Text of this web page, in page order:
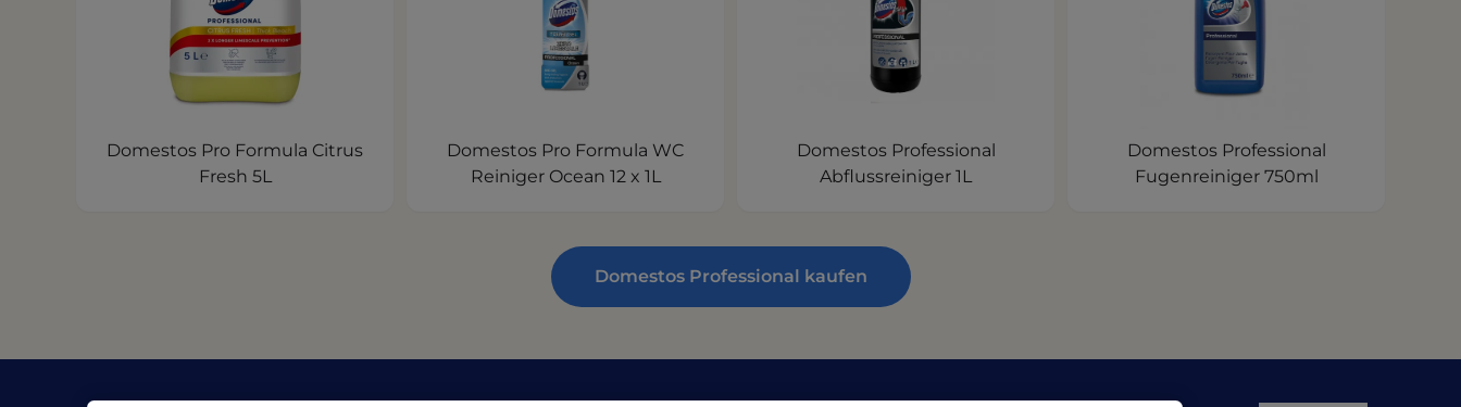
Domestos Pro Formula Citrus
Fresh 5L
Domestos Pro Formula WC
Reiniger Ocean 12 x 1L
Domestos Professional
Abflussreiniger 1L
Domestos Professional
Fugenreiniger 750ml
Domestos Professional kaufen